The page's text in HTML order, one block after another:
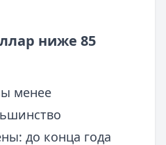
ниже 85
менее
до конца года